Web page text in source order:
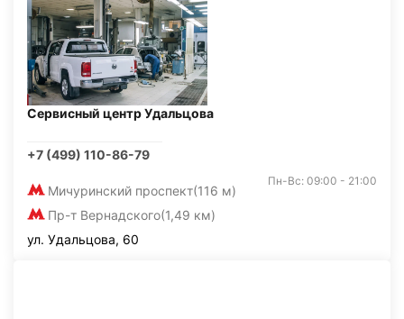
Сервисный центр Удальцова
+7 (499) 110-86-79
Мичуринский проспект(116 м)
Пр-т Вернадского(1,49 км)
Пн-Вс: 09:00 - 21:00
ул. Удальцова, 60